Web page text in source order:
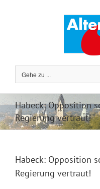
Gehe zu ...
Habeck: Opposition
Regierung vertraut!
Habeck: Opposition
Regierung vertraut!